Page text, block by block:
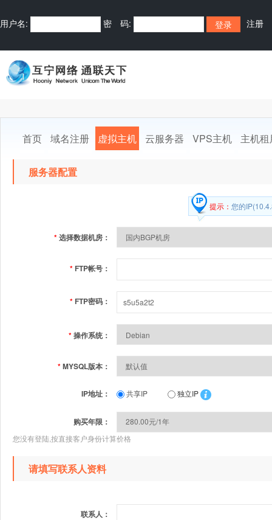
用户名: 密 码: 注册
首页 域名注册 虚拟主机 云服务器 VPS主机 主机
服务器配置
提示： 您的
*选择数据机房：
* FTP帐号：
* FTP密码：
*操作系统：
*MYSQL版本：
IP地址： 共享IP 独立IP
购买年限：
您没有登陆,按直接客户身份计算价格
请填写联系人资料
联系人：